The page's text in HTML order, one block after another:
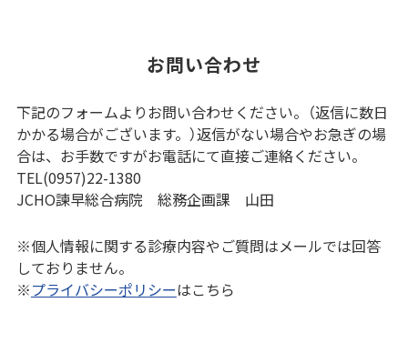
お問い合わせ
下記のフォームよりお問い合わせください。（返信に数日
かかる場合がございます。）返信がない場合やお急ぎの場
合は、お手数ですがお電話にて直接ご連絡ください。
TEL(0957)22-1380
JCHO諫早総合病院 総務企画課 山田
※個人情報に関する診療内容やご質問はメールでは回答
しておりません。
※プライバシーポリシーはこちら